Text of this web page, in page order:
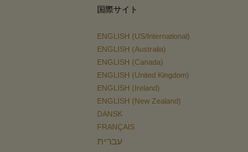
国際サイト
ENGLISH (US/International)
ENGLISH (Australia)
ENGLISH (Canada)
ENGLISH (United Kingdom)
ENGLISH (Ireland)
ENGLISH (New Zealand)
DANSK
FRANÇAIS
עברית